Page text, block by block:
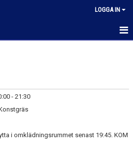
LOGGA IN
- 21:30
i omklädningsrummet senast 19:45. KOM